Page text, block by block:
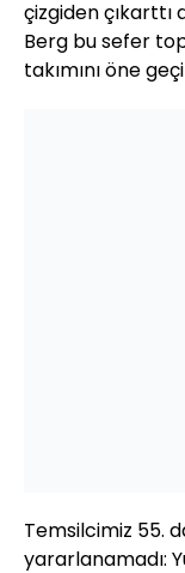
çizgiden
Berg bu sefer
takımını öne
Temsilcimiz 55.
yararlanamadı: